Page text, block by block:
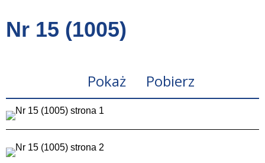
Nr 15 (1005)
Pokaż Pobierz